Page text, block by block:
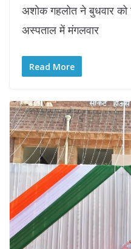
अशोक गहलोत ने बुधवार को
अस्पताल में मंगलवार
Read More